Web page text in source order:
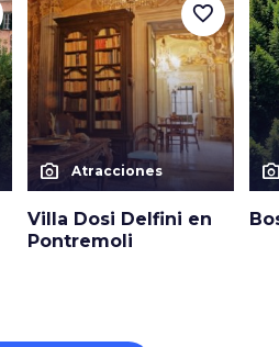
photo_camera Atracciones
Villa Dosi Delfini en
Pontremoli
favorite_border